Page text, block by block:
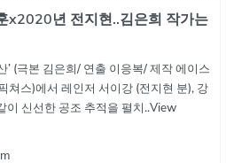
x2020년 전지현..김은희 작가는
’ (극본 김은희/ 연출 이응복/ 제작 에이스
쳐스)에서 레인저 서이강 (전지현 분), 강
이 신선한 공조 추적을 펼치..View